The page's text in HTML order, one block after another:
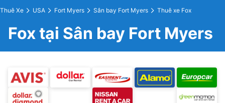
Thuê Xe USA Fort Myers Sân bay Fort Myers Thuê xe Fox
Fox tại Sân bay Fort Myers